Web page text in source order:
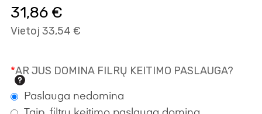
31,86 €
Vietoj 33,54 €
*AR JUS DOMINA FILRŲ KEITIMO PASLAUGA?
Paslauga nedomina